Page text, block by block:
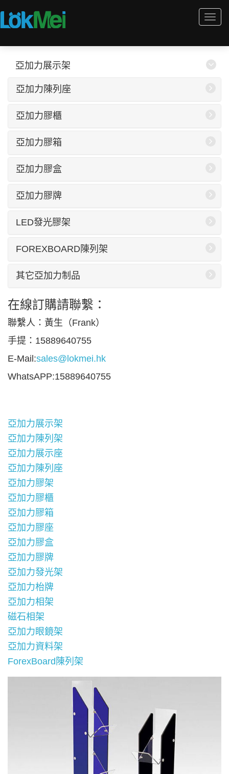
亞加力展示架
亞加力陳列座
亞加力膠櫃
亞加力膠箱
亞加力膠盒
亞加力膠牌
LED發光膠架
FOREXBOARD陳列架
其它亞加力制品
在線訂購請聯繫：
聯繫人：黃生（Frank）
手提：15889640755
E-Mail:sales@lokmei.hk
WhatsAPP:15889640755
亞加力展示架
亞加力陳列架
亞加力展示座
亞加力陳列座
亞加力膠架
亞加力膠櫃
亞加力膠箱
亞加力膠座
亞加力膠盒
亞加力膠牌
亞加力發光架
亞加力枱牌
亞加力相架
磁石相架
亞加力眼鏡架
亞加力資料架
ForexBoard陳列架